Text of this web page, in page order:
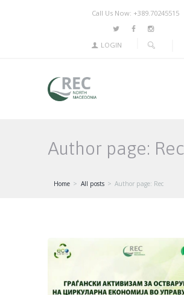
Call Us Now: +389.70245515
LOGIN
Author page: Rec
Home All posts Author page: Rec